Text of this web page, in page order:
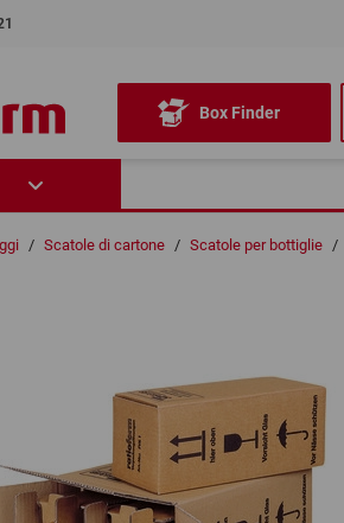
Box Finder
/ Scatole di cartone / Scatole per bottiglie /
ABBIAMO BISOGNO DEL TUO
PER CARICARE IL
SERVIZIO YOUTUBE!